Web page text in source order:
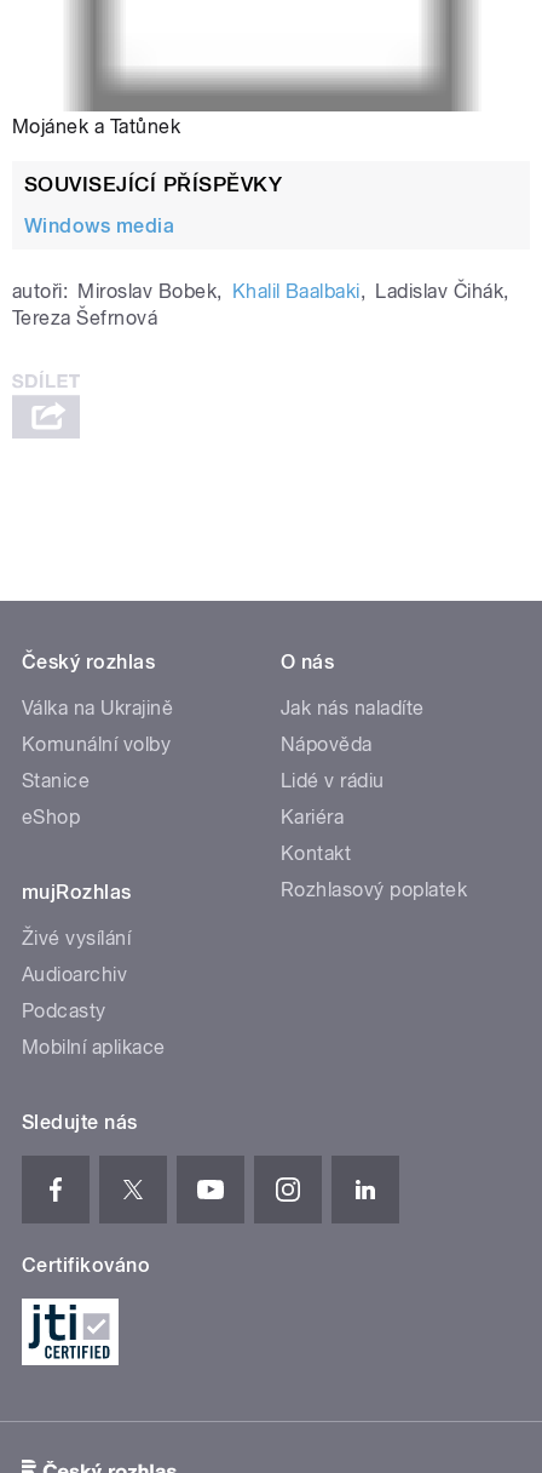
Mojánek a Tatůnek
SOUVISEJÍCÍ PŘÍSPĚVKY
Windows media
autoři: Miroslav Bobek, Khalil Baalbaki, Ladislav Čihák,
Tereza Šefrnová
Český rozhlas
Válka na Ukrajině
Komunální volby
Stanice
eShop
mujRozhlas
Živé vysílání
Audioarchiv
Podcasty
Mobilní aplikace
O nás
Jak nás naladíte
Nápověda
Lidé v rádiu
Kariéra
Kontakt
Rozhlasový poplatek
Sledujte nás
Certifikováno